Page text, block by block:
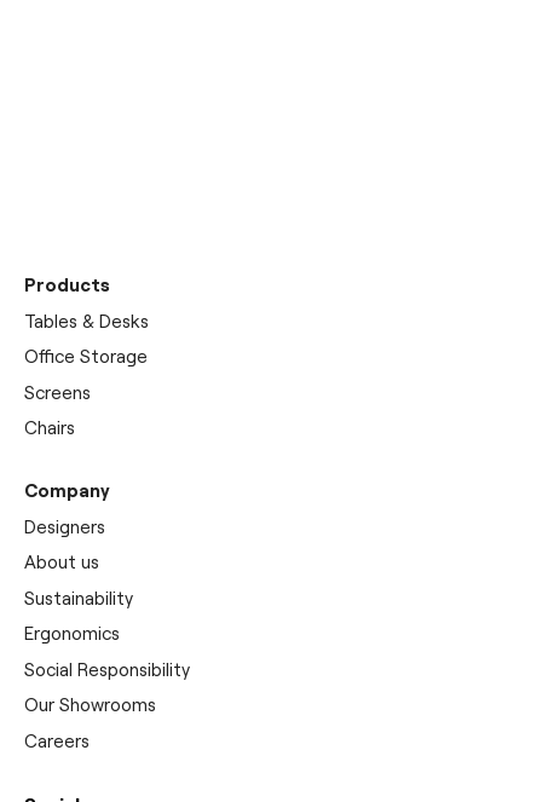
Products
Tables & Desks
Office Storage
Screens
Chairs
Company
Designers
About us
Sustainability
Ergonomics
Social Responsibility
Our Showrooms
Careers